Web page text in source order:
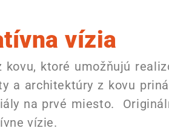
vízia
ktoré umožňujú
a architektúry z kovu
na prvé miesto.
vízie.